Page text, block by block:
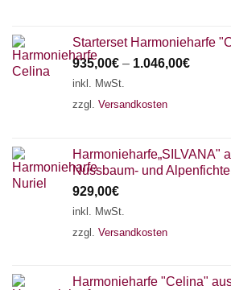
Starterset Harmonieharfe
935,00€ – 1.046,00€
inkl. MwSt.
zzgl. Versandkosten
Harmonieharfe„SILVANA"
Nussbaum- und
929,00€
inkl. MwSt.
zzgl. Versandkosten
Harmonieharfe "Celina"